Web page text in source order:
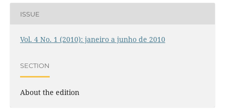
ISSUE
Vol. 4 No. 1 (2010): janeiro a junho de 2010
SECTION
About the edition